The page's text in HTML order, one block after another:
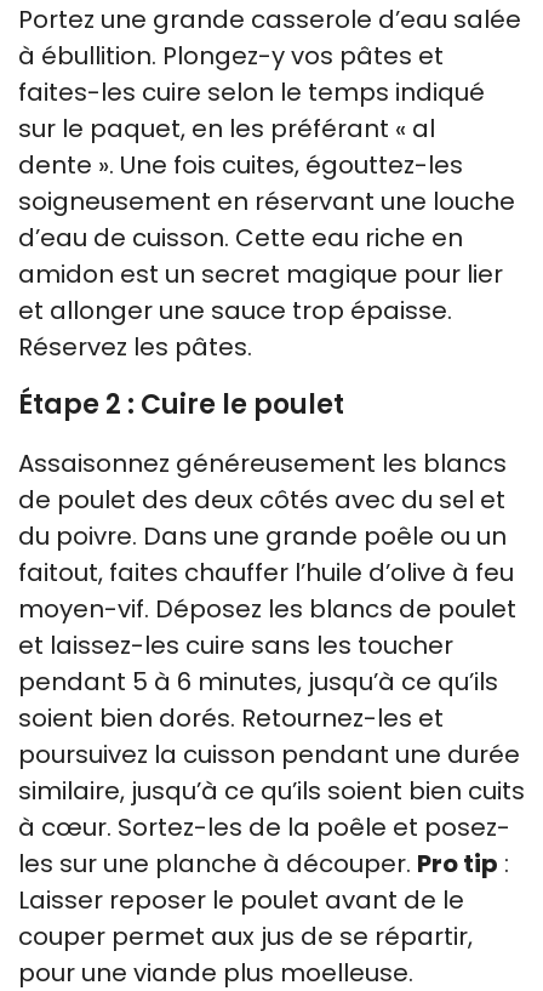
Portez une grande casserole d’eau salée
à ébullition. Plongez-y vos pâtes et
faites-les cuire selon le temps indiqué
sur le paquet, en les préférant « al
dente ». Une fois cuites, égouttez-les
soigneusement en réservant une louche
d’eau de cuisson. Cette eau riche en
amidon est un secret magique pour lier
et allonger une sauce trop épaisse.
Réservez les pâtes.
Étape 2 : Cuire le poulet
Assaisonnez généreusement les blancs
de poulet des deux côtés avec du sel et
du poivre. Dans une grande poêle ou un
faitout, faites chauffer l’huile d’olive à feu
moyen-vif. Déposez les blancs de poulet
et laissez-les cuire sans les toucher
pendant 5 à 6 minutes, jusqu’à ce qu’ils
soient bien dorés. Retournez-les et
poursuivez la cuisson pendant une durée
similaire, jusqu’à ce qu’ils soient bien cuits
à cœur. Sortez-les de la poêle et posez-
les sur une planche à découper. Pro tip :
Laisser reposer le poulet avant de le
couper permet aux jus de se répartir,
pour une viande plus moelleuse.